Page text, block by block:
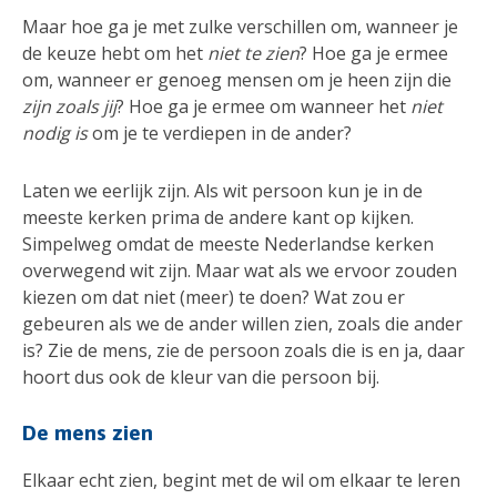
Maar hoe ga je met zulke verschillen om, wanneer je
de keuze hebt om het niet te zien? Hoe ga je ermee
om, wanneer er genoeg mensen om je heen zijn die
zijn zoals jij? Hoe ga je ermee om wanneer het niet
nodig isom je te verdiepen in de ander?
Laten we eerlijk zijn. Als wit persoon kun je in de
meeste kerken prima de andere kant op kijken.
Simpelweg omdat de meeste Nederlandse kerken
overwegend wit zijn. Maar wat als we ervoor zouden
kiezen om dat niet (meer) te doen? Wat zou er
gebeuren als we de ander willen zien, zoals die ander
is? Zie de mens, zie de persoon zoals die is en ja, daar
hoort dus ook de kleur van die persoon bij.
De mens zien
Elkaar echt zien, begint met de wil om elkaar te leren